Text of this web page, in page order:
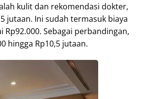
kulit dan rekomendasi dokter,
jutaan. Ini sudah termasuk biaya
Sebagai perbandingan,
hingga Rp10,5 jutaan.